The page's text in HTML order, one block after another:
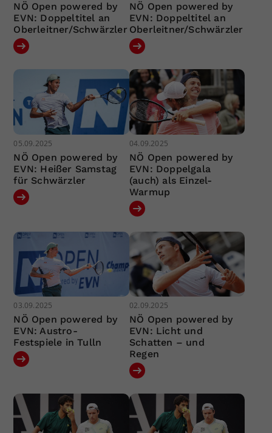
NÖ Open powered by
EVN: Doppeltitel an
Oberleitner/Schwärzler
NÖ Open powered by
EVN: Doppeltitel an
Oberleitner/Schwärzler
05.09.2025
NÖ Open powered by
EVN: Heißer Samstag
für Schwärzler
04.09.2025
NÖ Open powered by
EVN: Doppelgala
(auch) als Einzel-
Warmup
03.09.2025
NÖ Open powered by
EVN: Austro-
Festspiele in Tulln
02.09.2025
NÖ Open powered by
EVN: Licht und
Schatten – und
Regen